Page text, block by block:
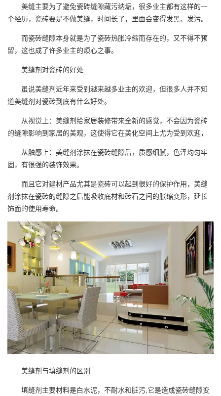
美缝主要为了避免瓷砖缝隙藏污纳垢，很多业主都有这样的一
个经历，瓷砖要是不做美缝，时间长了，里面会变得发黑、发污。
而瓷砖缝隙本身就是为了瓷砖热胀冷缩而存在的，又不得不预
留，这也成了许多业主的烦心之事。
美缝剂对瓷砖的好处
虽说美缝剂近年来受到越来越多业主的欢迎，但很多人并不知
道美缝剂对瓷砖到底有什么好处。
从视觉上：美缝剂给家居装修带来全新的感觉，不会因为瓷砖
的缝隙影响到家居的美观，这使得它在美化空间上尤为受到欢迎，
从触感上：美缝剂涂抹在瓷砖缝隙后，质感细腻，色泽均匀牢
固，有很强的装饰效果。
而且它对建材产品尤其是瓷砖可以起到很好的保护作用，美缝
剂涂抹在瓷砖的缝隙之后能吸收底材和砖石之间的胀缩变形，延长
饰面的使用寿命。
美缝剂与填缝剂的区别
填缝剂主要材料是白水泥，不耐水和脏污,它是造成瓷砖缝隙变